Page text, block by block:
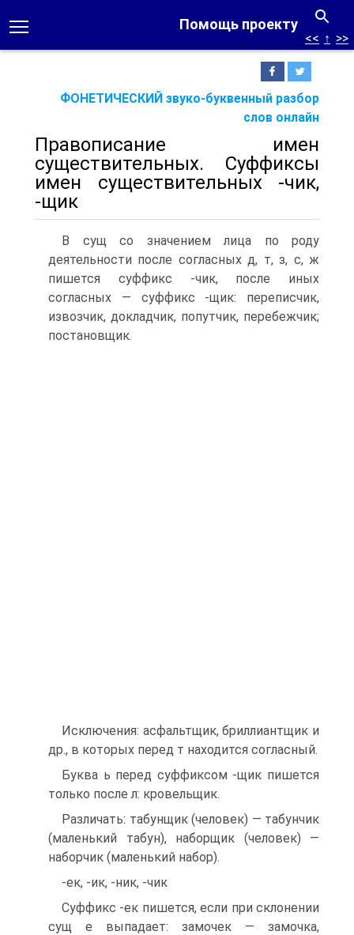
Помощь проекту
ФОНЕТИЧЕСКИЙ звуко-буквенный разбор
слов онлайн
<< ↑ >>
Правописание имен
существительных. Суффиксы
имен существительных -чик,
-щик
В сущ со значением лица по роду
деятельности после согласных д, т, з, с, ж
пишется суффикс -чик, после иных
согласных — суффикс -щик: переписчик,
извозчик, докладчик, попутчик, перебежчик;
постановщик.
Исключения: асфальтщик, бриллиантщик и
др., в которых перед т находится согласный.
Буква ь перед суффиксом -щик пишется
только после л: кровельщик.
Различать: табунщик (человек) — табунчик
(ма­ленький табун), наборщик (человек) —
наборчик (ма­ленький набор).
-ек, -ик, -ник, -чик
Суффикс -ек пишется, если при склонении
сущ е выпадает: замочек — замочка,